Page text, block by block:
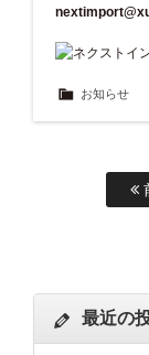
お知らせ
最近の